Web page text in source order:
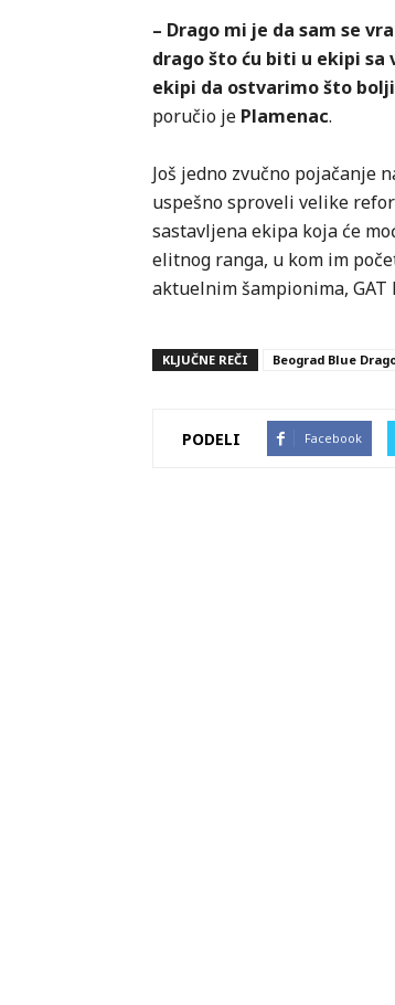
– Drago mi je da sam se
drago što ću biti u ekipi
ekipi da ostvarimo što
poručio je Plamenac.
Još jedno zvučno pojačanje
uspešno sproveli velike
sastavljena ekipa koja će
elitnog ranga, u kom im
aktuelnim šampionima, GAT
KLJUČNE REČI Beograd Blue
PODELI Facebook